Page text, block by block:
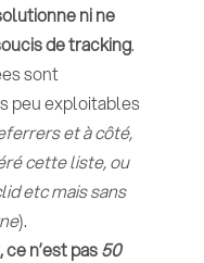
ni ne
de tracking.
sont
peu exploitables
et à côté,
cette liste, ou
etc mais sans
).
n’est pas50